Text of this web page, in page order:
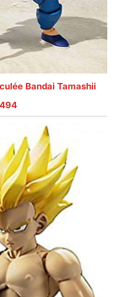
Bandai Tamashii